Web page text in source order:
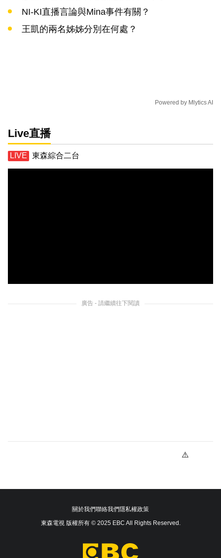
NI-KI直播言論與Mina事件有關？
王凱的兩名姊姊分別在何處？
Powered by Mlytics AI
Live直播
東森綜合二台
廣告 - 請繼續往下閱讀
關於我們聯絡我們隱私權政策
東森電視 版權所有 © 2025 EBC All Rights Reserved.